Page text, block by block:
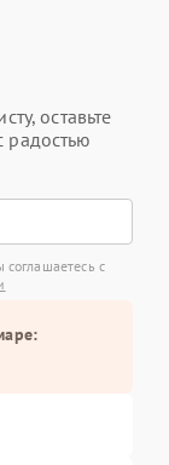
оставьте
радостью
с